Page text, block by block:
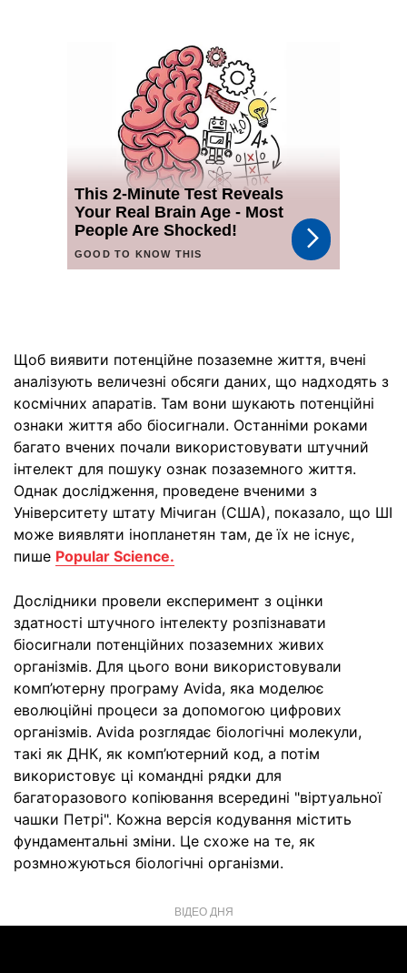
Щоб виявити потенційне позаземне життя, вчені
аналізують величезні обсяги даних, що надходять з
космічних апаратів. Там вони шукають потенційні
ознаки життя або біосигнали. Останніми роками
багато вчених почали використовувати штучний
інтелект для пошуку ознак позаземного життя.
Однак дослідження, проведене вченими з
Університету штату Мічиган (США), показало, що ШІ
може виявляти інопланетян там, де їх не існує,
пише Popular Science.
Дослідники провели експеримент з оцінки
здатності штучного інтелекту розпізнавати
біосигнали потенційних позаземних живих
організмів. Для цього вони використовували
комп’ютерну програму Avida, яка моделює
еволюційні процеси за допомогою цифрових
організмів. Avida розглядає біологічні молекули,
такі як ДНК, як комп’ютерний код, а потім
використовує ці командні рядки для
багаторазового копіювання всередині "віртуальної
чашки Петрі". Кожна версія кодування містить
фундаментальні зміни. Це схоже на те, як
розмножуються біологічні організми.
ВІДЕО ДНЯ